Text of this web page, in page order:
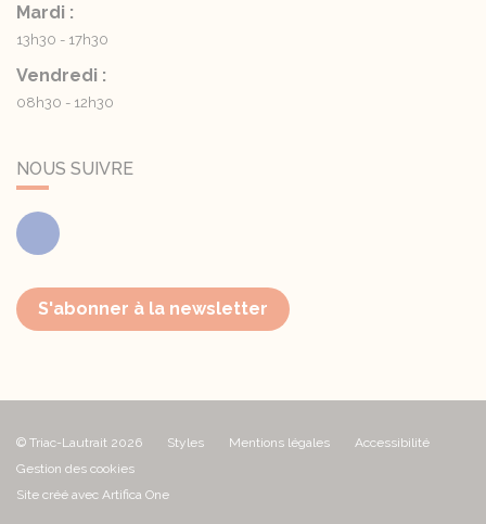
Mardi :
13h30 - 17h30
Vendredi :
08h30 - 12h30
NOUS SUIVRE
Facebook
S'abonner à la newsletter
© Triac-Lautrait 2026 Styles Mentions légales
Accessibilité
Gestion des cookies
Site créé avec Artifica One